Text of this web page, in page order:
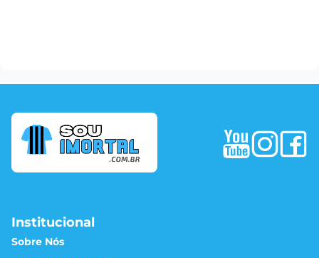
Institucional
Sobre Nós